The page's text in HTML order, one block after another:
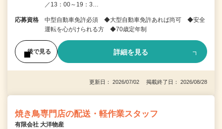
／13：00～19：3…
応募資格
中型自動車免許必須 ◆大型自動車免許あれば尚可 ◆安全
運転を心がけられる方 ◆70歳定年制
後で見る 詳細を見る
更新日： 2026/07/02 掲載終了日： 2026/08/28
焼き鳥専門店の配送・軽作業スタッフ
有限会社 大洋物産